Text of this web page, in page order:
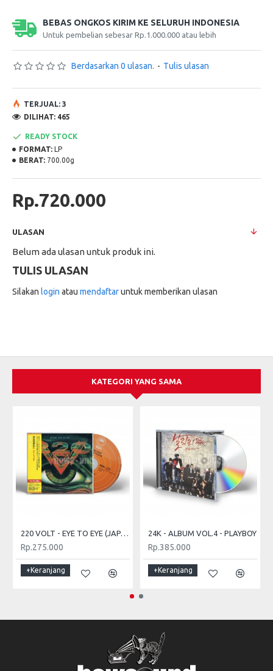
BEBAS ONGKOS KIRIM KE SELURUH INDONESIA
Untuk pembelian sebesar Rp.1.000.000 atau lebih
Berdasarkan 0 ulasan. - Tulis ulasan
Rp.720.000
READY STOCK
FORMAT: LP
BERAT: 700.00g
TERJUAL: 3
DILIHAT: 465
ULASAN
Belum ada ulasan untuk produk ini.
TULIS ULASAN
Silakan login atau mendaftaruntuk memberikan ulasan
KATEGORI YANG SAMA
220 VOLT - EYE TO EYE (JAPAN CD + OBI)
Rp.275.000
+Keranjang
24K - ALBUM VOL.4 - PLAYBOY
Rp.385.000
+Keranjang